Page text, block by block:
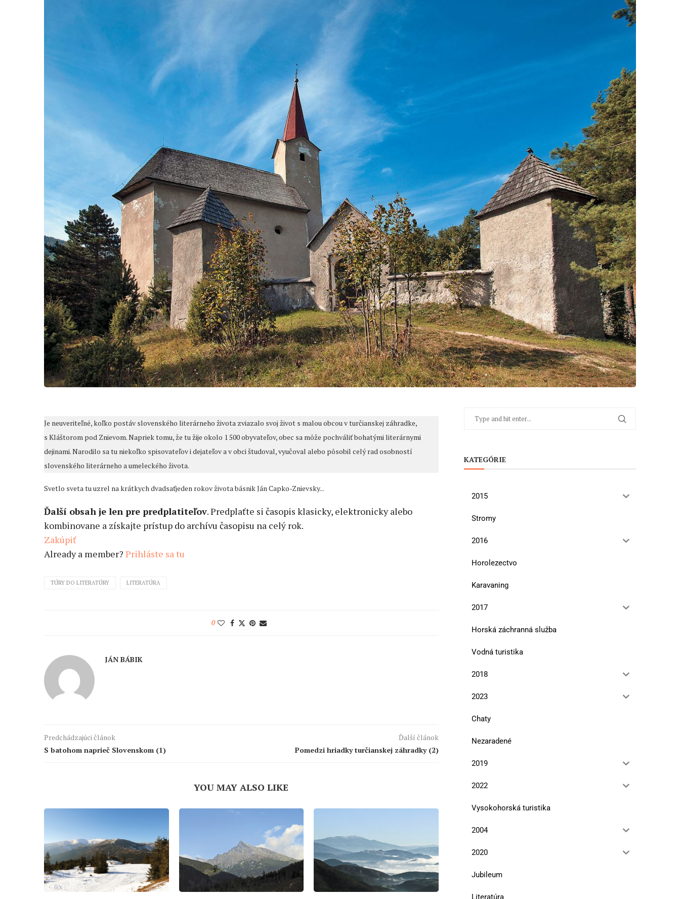
Je neuveriteľné, koľko postáv slovenského literárneho života zviazalo svoj život s malou obcou v turčianskej záhradke,
s Kláštorom pod Znievom. Napriek tomu, že tu žije okolo 1 500 obyvateľov, obec sa môže pochváliť bohatými literárnymi
dejinami. Narodilo sa tu niekoľko spisovateľov i dejateľov a v obci študoval, vyučoval alebo pôsobil celý rad osobností
slovenského literárneho a umeleckého života.
Svetlo sveta tu uzrel na krátkych dvadsaťjeden rokov života básnik Ján Capko-Znievsky...
Ďalší obsah je len pre predplatiteľov. Predplaťte si časopis klasicky, elektronicky alebo
kombinovane a získajte prístup do archívu časopisu na celý rok.
Zakúpiť
Already a member? Prihláste sa tu
TÚRY DO LITERATÚRY LITERATÚRA
0
JÁN BÁBIK
Predchádzajúci článok
S batohom naprieč Slovenskom (1)
Ďalší článok
Pomedzi hriadky turčianskej záhradky (2)
YOU MAY ALSO LIKE
KATEGÓRIE
2015
Stromy
2016
Horolezectvo
Karavaning
2017
Horská záchranná služba
Vodná turistika
2018
2023
Chaty
Nezaradené
2019
2022
Vysokohorská turistika
2004
2020
Jubileum
Literatúra